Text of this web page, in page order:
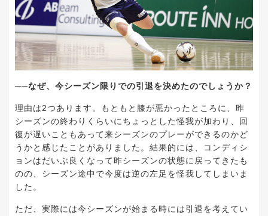
──なぜ、今シーズン限りでの引退を決めたのでしょうか？
理由は2つあります。もともと膝が悪かったところに、昨
シーズンの終わりくらいにちょっとした怪我が加わり、回
復が遅いこともあって来シーズンのプレーができるのかど
うかと感じたことがありました。結果的には、コンディシ
ョンはだいぶ良くなって昨シーズンの状態に戻ってきたも
のの、シーズン途中で今度は逆の左足を怪我してしまいま
した。
ただ、実際には今シーズンが始まる時には引退を考えてい